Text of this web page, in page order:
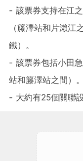
- 該票券支持在江
（籐澤站和片瀨江
鐵）。
- 該票券包括小田
站和籐澤站之間）。
- 大約有25個關聯